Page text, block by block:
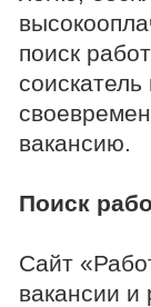
поиск
вакансию.
Поиск
Сайт
вакансии